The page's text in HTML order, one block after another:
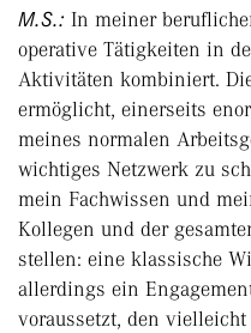
M.S.: In meiner
operative Tätigkeiten in
Aktivitäten kombiniert.
ermöglicht, einerseits
meines normalen
wichtiges Netzwerk zu
mein Fachwissen und
Kollegen und der
stellen: eine klassische
allerdings ein
voraussetzt, den